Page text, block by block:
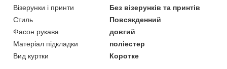
Візерунки і принти
Без візерунків та принтів
Стиль
Повсякденний
Фасон рукава
довгий
Матеріал підкладки
поліестер
Вид куртки
Коротке